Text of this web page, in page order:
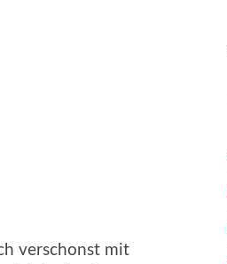
verschonst mit